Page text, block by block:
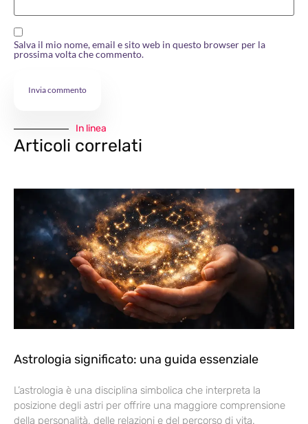
Salva il mio nome, email e sito web in questo browser per la
prossima volta che commento.
In linea
Articoli correlati
Astrologia significato: una guida essenziale
L’astrologia è una disciplina simbolica che interpreta la
posizione degli astri per offrire una maggiore comprensione
della personalità, delle relazioni e del percorso di vita.